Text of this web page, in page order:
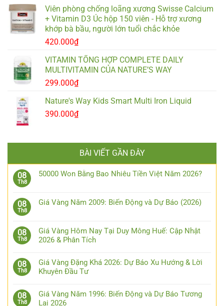
Viên phòng chống loãng xương Swisse Calcium
+ Vitamin D3 Úc hộp 150 viên - Hỗ trợ xương
khớp bà bầu, người lớn tuổi chắc khỏe
420.000₫
VITAMIN TỔNG HỢP COMPLETE DAILY
MULTIVITAMIN CỦA NATURE’S WAY
299.000₫
Nature's Way Kids Smart Multi Iron Liquid
390.000₫
BÀI VIẾT GẦN ĐÂY
08
Th8
50000 Won Bằng Bao Nhiêu Tiền Việt Năm 2026?
08
Th8
Giá Vàng Năm 2009: Biến Động và Dự Báo (2026)
08
Th8
Giá Vàng Hôm Nay Tại Duy Mông Huế: Cập Nhật
2026 & Phân Tích
08
Th8
Giá Vàng Đặng Khá 2026: Dự Báo Xu Hướng & Lời
Khuyên Đầu Tư
08
Th8
Giá Vàng Năm 1996: Biến Động và Dự Báo Tương
Lai 2026